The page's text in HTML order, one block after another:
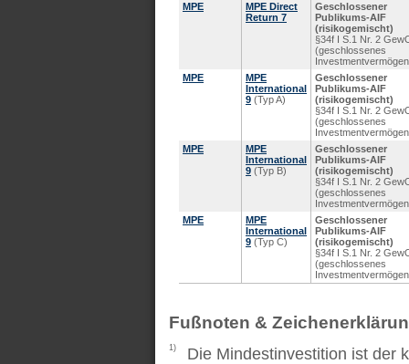
MPE
MPE Direct
Return 7
Geschlossener
Publikums-AIF
(risikogemischt)
§34f I S.1 Nr. 2
(geschlossenes
MPE
MPE
International
9 (Typ A)
Geschlossener
Publikums-AIF
(risikogemischt)
§34f I S.1 Nr. 2
(geschlossenes
MPE
MPE
International
9 (Typ B)
Geschlossener
Publikums-AIF
(risikogemischt)
§34f I S.1 Nr. 2
(geschlossenes
MPE
MPE
International
9 (Typ C)
Geschlossener
Publikums-AIF
(risikogemischt)
§34f I S.1 Nr. 2
(geschlossenes
Fußnoten &
1)
Die Mindestinvestition ist der